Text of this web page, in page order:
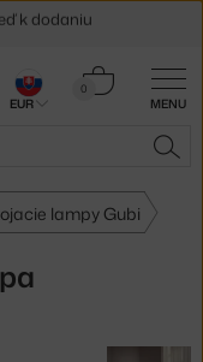
MENU
0
Košík
lampy Gubi
EUR